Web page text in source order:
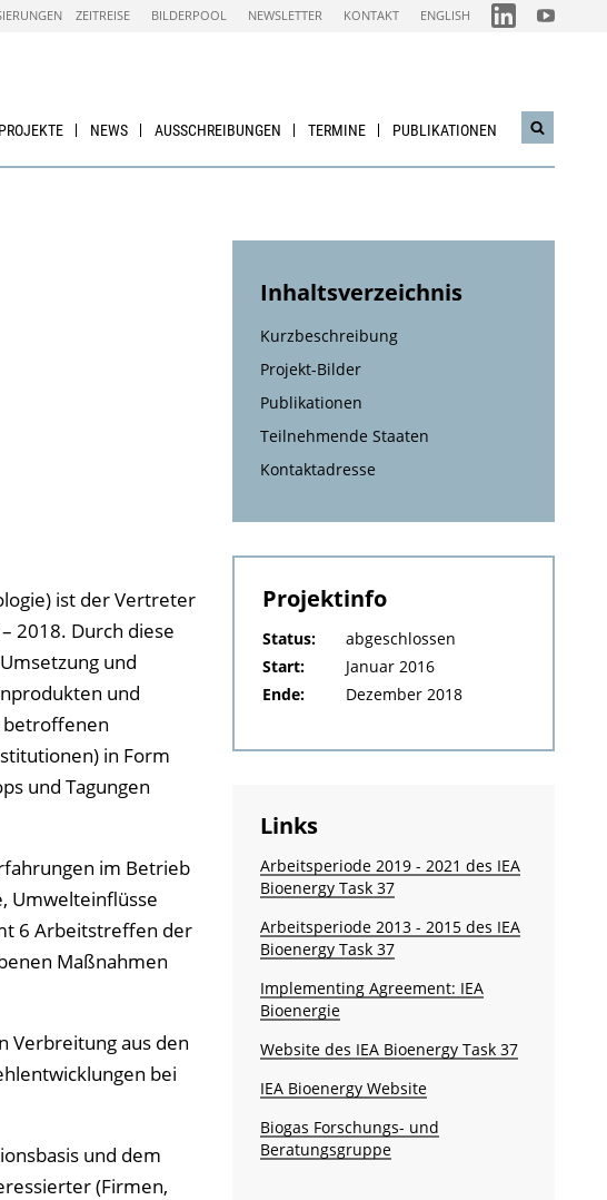
ZEITREISE BILDERPOOL NEWSLETTER KONTAKT ENGLISH FOLGEN
SIE
FOLGEN
SIE
PROJEKTE NEWS AUSSCHREIBUNGEN TERMINE PUBLIKATIONEN
ist der Vertreter
2018. Durch diese
und
und
betroffenen
in Form
und Tagungen
im Betrieb
Umwelteinflüsse
6 Arbeitstreffen der
Maßnahmen
Verbreitung aus den
bei
und dem
(Firmen,
Inhaltsverzeichnis
Kurzbeschreibung
Projekt-Bilder
Publikationen
Teilnehmende Staaten
Kontaktadresse
Projektinfo
Status:
abgeschlossen
Start:
Januar 2016
Ende:
Dezember 2018
Links
Arbeitsperiode 2019 - 2021 des IEA
Bioenergy Task 37
Arbeitsperiode 2013 - 2015 des IEA
Bioenergy Task 37
Implementing Agreement: IEA
Bioenergie
Website des IEA Bioenergy Task 37
IEA Bioenergy Website
Biogas Forschungs- und
Beratungsgruppe